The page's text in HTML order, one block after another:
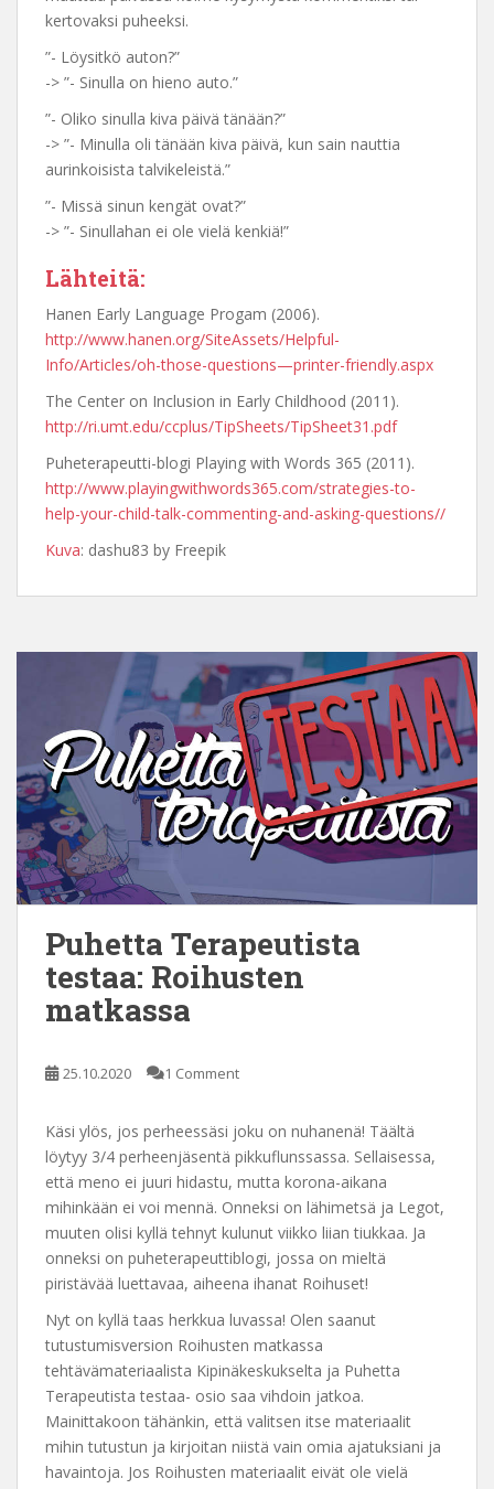
kertovaksi puheeksi.
”- Löysitkö auton?”
-> ”- Sinulla on hieno auto.”
”- Oliko sinulla kiva päivä tänään?”
-> ”- Minulla oli tänään kiva päivä, kun sain nauttia
aurinkoisista talvikeleistä.”
”- Missä sinun kengät ovat?”
-> ”- Sinullahan ei ole vielä kenkiä!”
Lähteitä:
Hanen Early Language Progam (2006).
http://www.hanen.org/SiteAssets/Helpful-
Info/Articles/oh-those-questions—printer-friendly.aspx
The Center on Inclusion in Early Childhood (2011).
http://ri.umt.edu/ccplus/TipSheets/TipSheet31 .pdf
Puheterapeutti-blogi Playing with Words 365 (2011).
http://www.playingwithwords365.com/strategies-to-
help-your-child-talk-commenting-and-asking-questions//
Kuva: dashu83 by Freepik
Puhetta Terapeutista
testaa: Roihusten
matkassa
25.10.2020 1 Comment
Käsi ylös, jos perheessäsi joku on nuhanenä! Täältä
löytyy 3/4 perheenjäsentä pikkuflunssassa. Sellaisessa,
että meno ei juuri hidastu, mutta korona-aikana
mihinkään ei voi mennä. Onneksi on lähimetsä ja Legot,
muuten olisi kyllä tehnyt kulunut viikko liian tiukkaa. Ja
onneksi on puheterapeuttiblogi, jossa on mieltä
piristävää luettavaa, aiheena ihanat Roihuset!
Nyt on kyllä taas herkkua luvassa! Olen saanut
tutustumisversion Roihusten matkassa
tehtävämateriaalista Kipinäkeskukselta ja Puhetta
Terapeutista testaa- osio saa vihdoin jatkoa.
Mainittakoon tähänkin, että valitsen itse materiaalit
mihin tutustun ja kirjoitan niistä vain omia ajatuksiani ja
havaintoja. Jos Roihusten materiaalit eivät ole vielä